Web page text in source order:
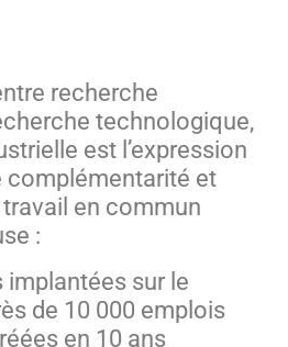
recherche
technologique,
est l’expression
complémentarité et
travail en commun
:
implantées sur le
de 10 000 emplois
en 10 ans